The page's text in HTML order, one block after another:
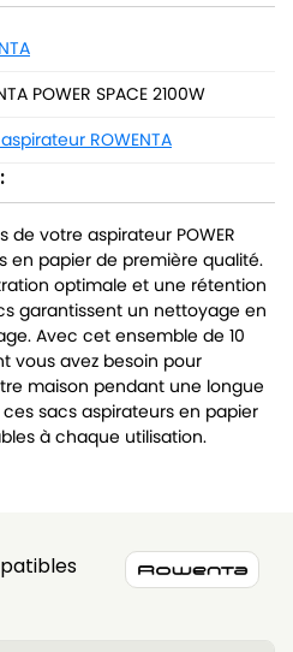
POWER SPACE 2100W
ROWENTA
de votre aspirateur POWER
en papier de première qualité.
optimale et une rétention
garantissent un nettoyage en
Avec cet ensemble de 10
vous avez besoin pour
maison pendant une longue
sacs aspirateurs en papier
à chaque utilisation.